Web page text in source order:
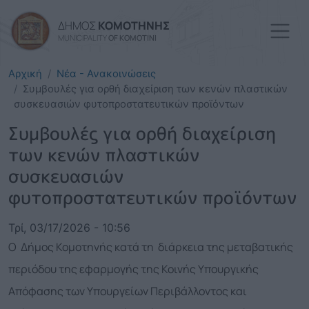
ΔΗΜΟΣ ΚΟΜΟΤΗΝΗΣ
MUNICIPALITY OF KOMOTINI
Αρχική
Νέα - Ανακοινώσεις
Συμβουλές για ορθή διαχείριση των κενών πλαστικών
συσκευασιών φυτοπροστατευτικών προϊόντων
Συμβουλές για ορθή διαχείριση
των κενών πλαστικών
συσκευασιών
φυτοπροστατευτικών προϊόντων
Τρί, 03/17/2026 - 10:56
Ο Δήμος Κομοτηνής κατά τη διάρκεια της μεταβατικής
περιόδου της εφαρμογής της Κοινής Υπουργικής
Απόφασης των Υπουργείων Περιβάλλοντος και